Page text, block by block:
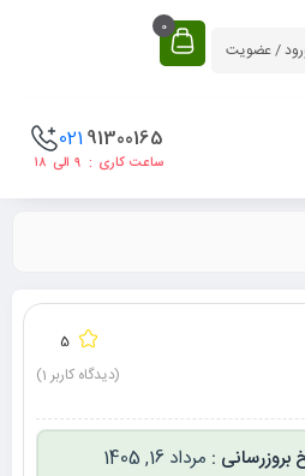
/ عضویت
0
91300165
021
ساعت کاری : ۹ الی ۱۸
5
(دیدگاه کاربر 1
)
مرداد 16, 1405